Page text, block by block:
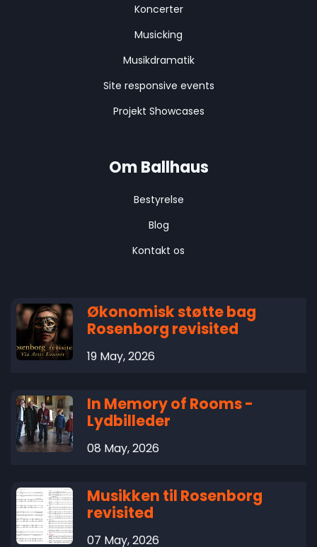
Koncerter
Musicking
Musikdramatik
Site responsive events
Projekt Showcases
Om Ballhaus
Bestyrelse
Blog
Kontakt os
Økonomisk støtte bag
Rosenborg revisited
19 May, 2026
In Memory of Rooms -
Lydbilleder
08 May, 2026
Musikken til Rosenborg
revisited
07 May, 2026